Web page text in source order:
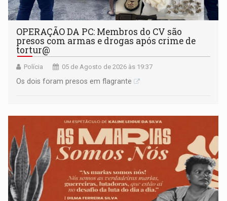
OPERAÇÃO DA PC: Membros do CV são
presos com armas e drogas após crime de
tortur@
Polícia 05 de Agosto de 2026 às 19:37
Os dois foram presos em flagrante